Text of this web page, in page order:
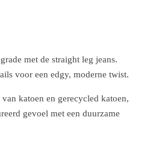
met de straight leg jeans.
voor een edgy, moderne twist.
katoen en gerecycled katoen,
gevoel met een duurzame